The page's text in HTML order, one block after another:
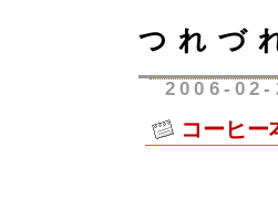
つれづ
2006-02-
コーヒー